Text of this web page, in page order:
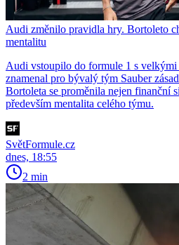
Audi změnilo pravidla hry. Bortoleto
mentalitu
Audi vstoupilo do formule 1 s velkými
znamenal pro bývalý tým Sauber
Bortoleta se proměnila nejen finanční
především mentalita celého týmu.
SvětFormule.cz
dnes, 18:55
2 min